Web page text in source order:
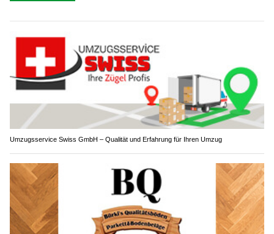
Umzugsservice Swiss GmbH – Qualität und Erfahrung für Ihren Umzug